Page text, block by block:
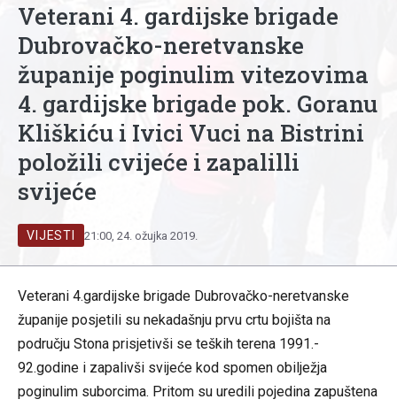
Veterani 4. gardijske brigade
Dubrovačko-neretvanske
županije poginulim vitezovima
4. gardijske brigade pok. Goranu
Kliškiću i Ivici Vuci na Bistrini
položili cvijeće i zapalilli
svijeće
VIJESTI 21:00, 24. ožujka 2019.
Veterani 4.gardijske brigade Dubrovačko-neretvanske
županije posjetili su nekadašnju prvu crtu bojišta na
području Stona prisjetivši se teških terena 1991.-
92.godine i zapalivši svijeće kod spomen obilježja
poginulim suborcima. Pritom su uredili pojedina zapuštena